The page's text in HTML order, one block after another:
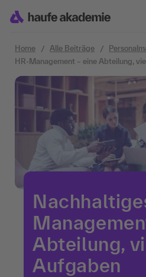
Home Alle Beiträge
HR-Management – eine Abteilung,
Abteilung,
Aufgaben